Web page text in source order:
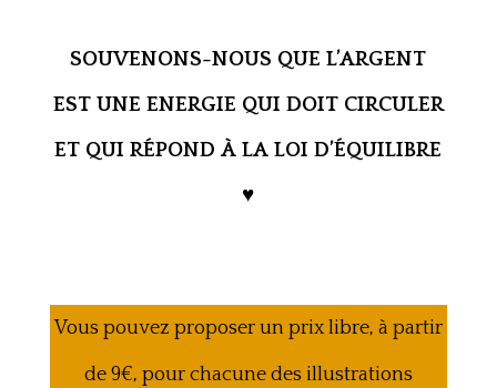
SOUVENONS-NOUS QUE L’ARGENT
EST UNE ENERGIE QUI DOIT CIRCULER
ET QUI RÉPOND À LA LOI D’ÉQUILIBRE
♥
Vous pouvez proposer un prix libre, à partir
de 9€, pour chacune des illustrations